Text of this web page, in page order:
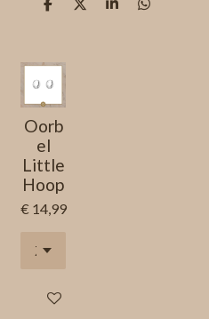
D
n
D
S
D
Oorb
el
Little
Hoop
€ 14,99
In winkelwagen